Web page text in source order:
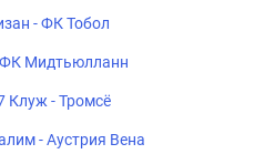
- ФК Тобол
ФК Мидтьюлланн
Клуж - Тромсё
- Аустрия Вена